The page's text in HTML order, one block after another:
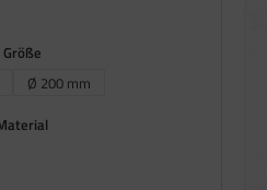
Größeauswählen
Ø 200 mm